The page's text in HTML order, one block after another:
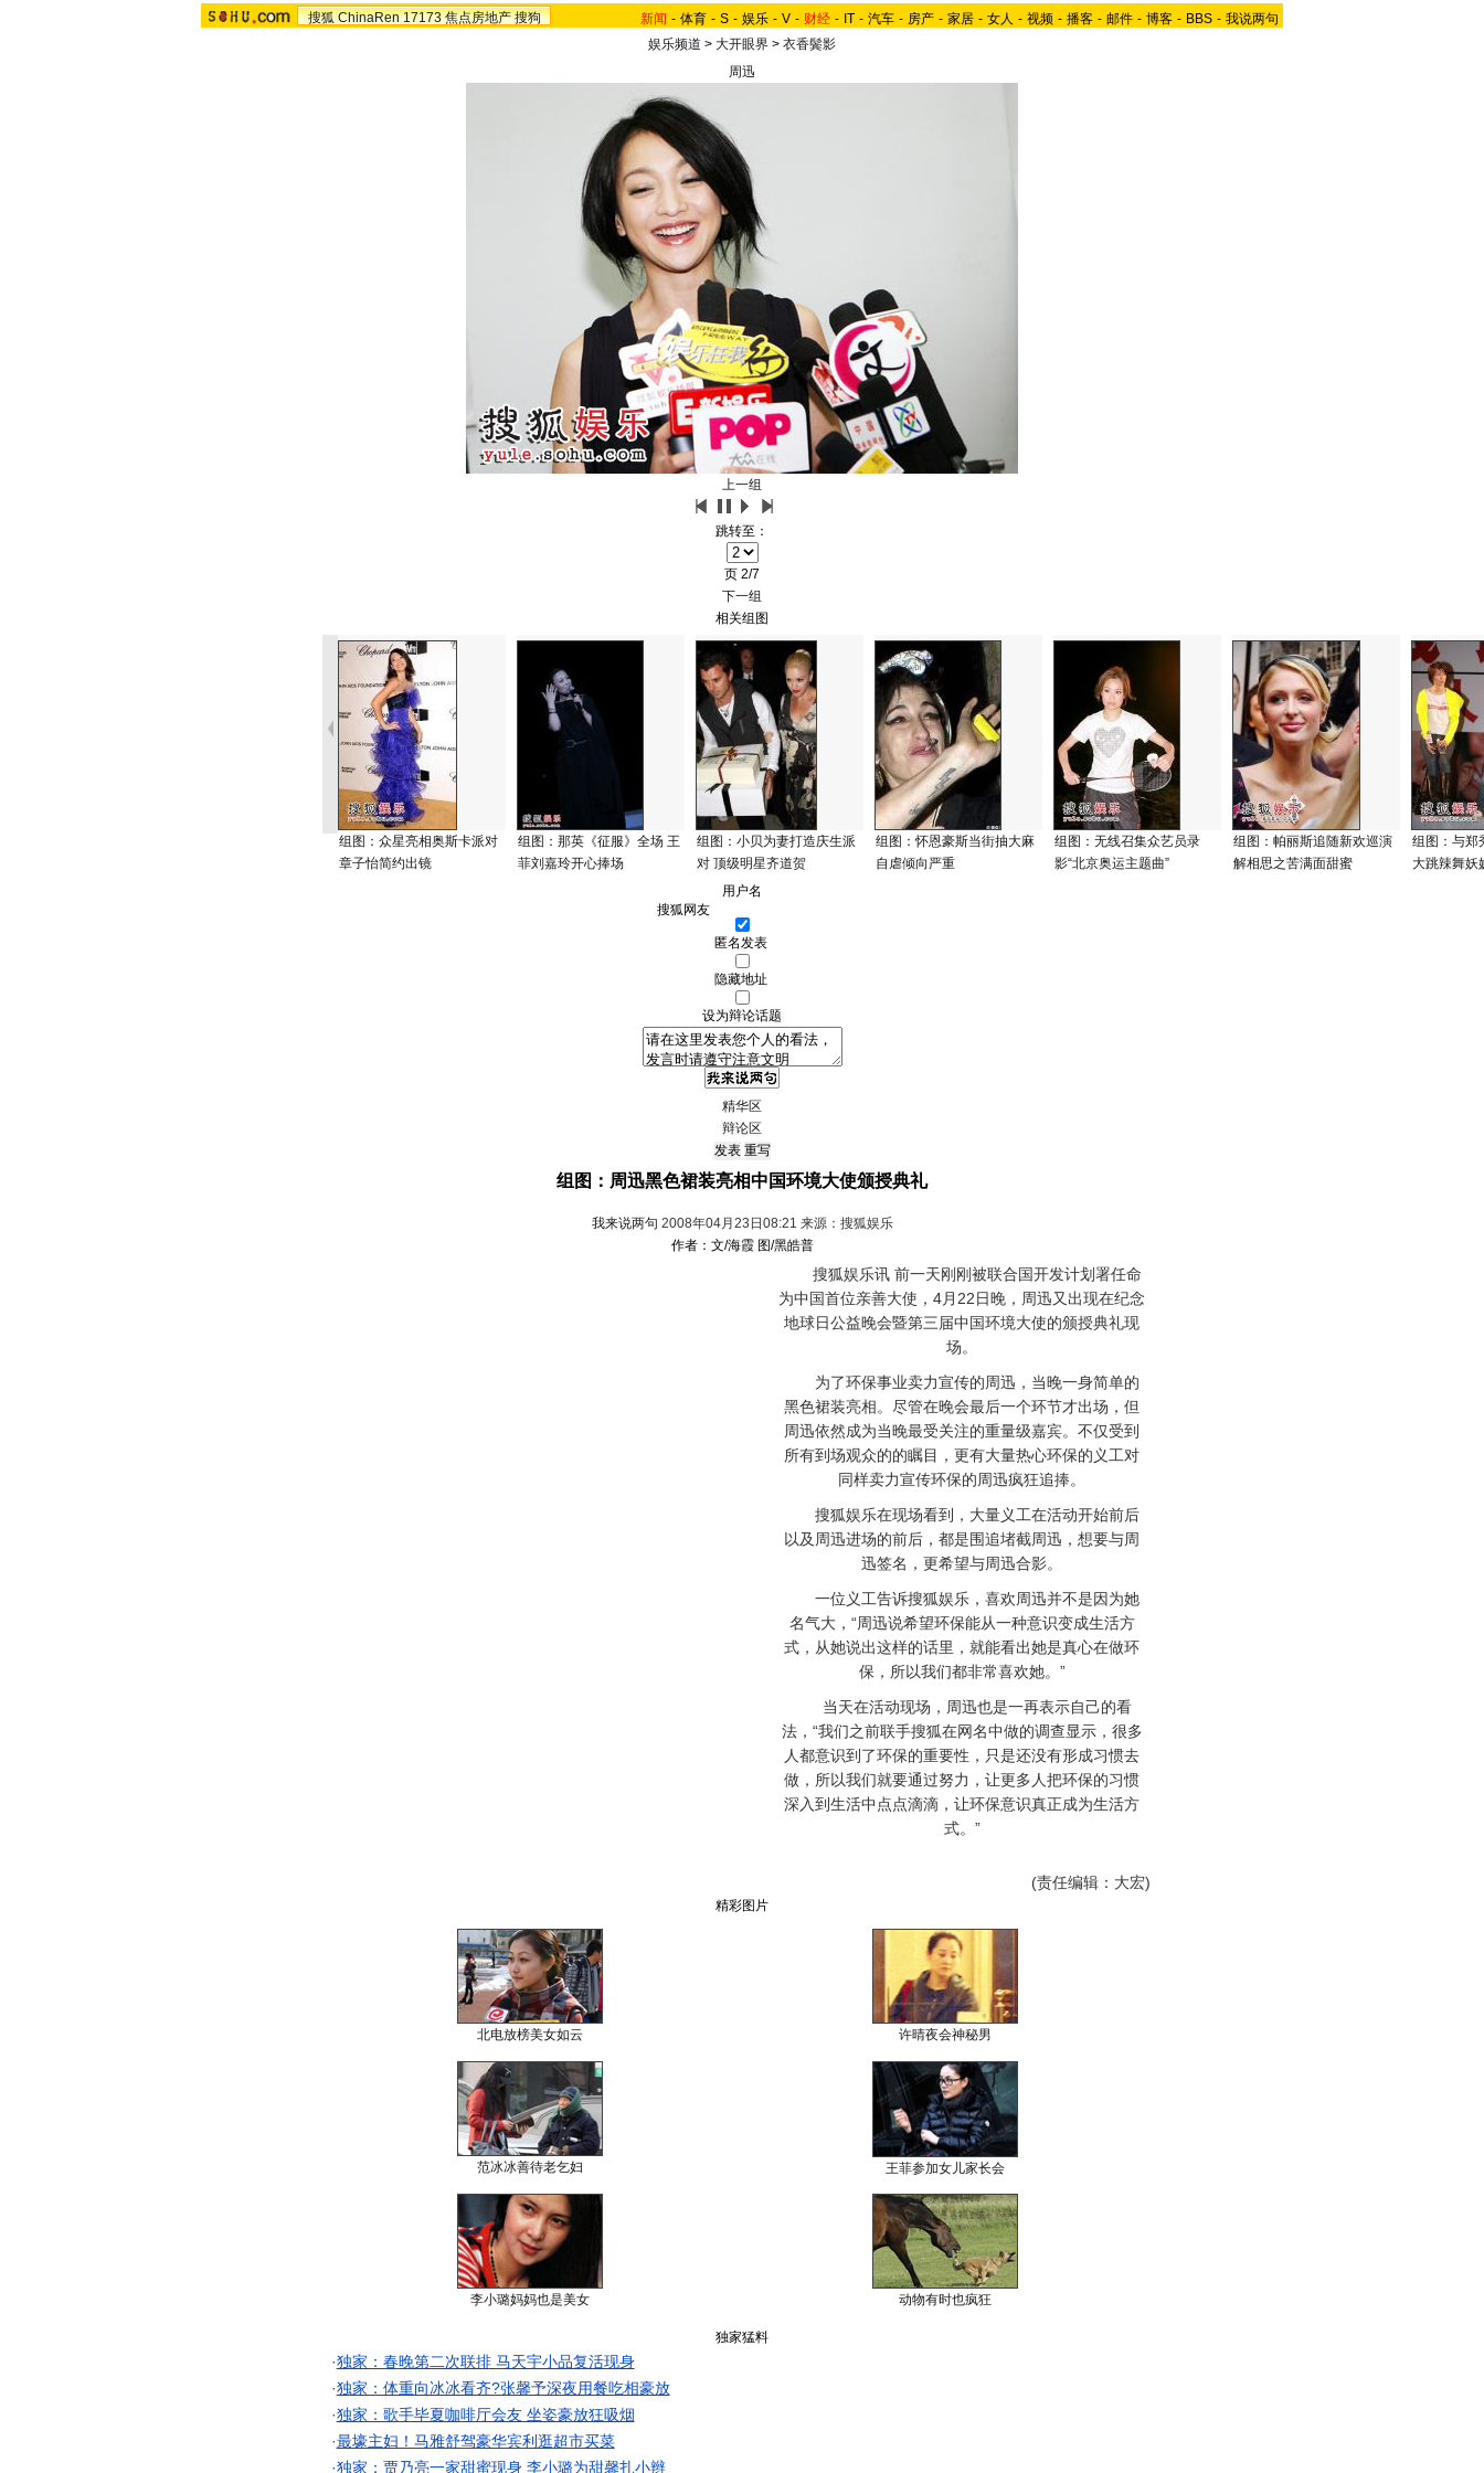
搜狐 ChinaRen 17173 焦点房地产 搜狗 新闻 - 体育 - S - 娱乐 - V - 财经 - IT - 汽车 - 房产 - 家居 - 女人 - 视频 - 播客 - 邮件 - 博客 - BBS - 我说两句
娱乐频道 > 大开眼界 > 衣香鬓影
周迅
上一组
跳转至：
页 2/7
下一组
相关组图
组图：众星亮相奥斯卡派对
章子怡简约出镜
组图：那英《征服》全场 王
菲刘嘉玲开心捧场
组图：小贝为妻打造庆生派
对 顶级明星齐道贺
组图：怀恩豪斯当街抽大麻
自虐倾向严重
组图：无线召集众艺员录
影“北京奥运主题曲”
组图：帕丽斯追随新欢巡演
解相思之苦满面甜蜜
组图：与郑
大跳辣舞妖
用户名
匿名发表
隐藏地址
设为辩论话题
精华区
辩论区
组图：周迅黑色裙装亮相中国环境大使颁授典礼
我来说两句 2008年04月23日08:21 来源：搜狐娱乐
作者：文/海霞 图/黑皓普
搜狐娱乐讯 前一天刚刚被联合国开发计划署任命
为中国首位亲善大使，4月22日晚，周迅又出现在纪念
地球日公益晚会暨第三届中国环境大使的颁授典礼现
场。
为了环保事业卖力宣传的周迅，当晚一身简单的
黑色裙装亮相。尽管在晚会最后一个环节才出场，但
周迅依然成为当晚最受关注的重量级嘉宾。不仅受到
所有到场观众的的瞩目，更有大量热心环保的义工对
同样卖力宣传环保的周迅疯狂追捧。
搜狐娱乐在现场看到，大量义工在活动开始前后
以及周迅进场的前后，都是围追堵截周迅，想要与周
迅签名，更希望与周迅合影。
一位义工告诉搜狐娱乐，喜欢周迅并不是因为她
名气大，“周迅说希望环保能从一种意识变成生活方
式，从她说出这样的话里，就能看出她是真心在做环
保，所以我们都非常喜欢她。”
当天在活动现场，周迅也是一再表示自己的看
法，“我们之前联手搜狐在网名中做的调查显示，很多
人都意识到了环保的重要性，只是还没有形成习惯去
做，所以我们就要通过努力，让更多人把环保的习惯
深入到生活中点点滴滴，让环保意识真正成为生活方
式。”
(责任编辑：大宏)
精彩图片
北电放榜美女如云 许晴夜会神秘男
范冰冰善待老乞妇 王菲参加女儿家长会
李小璐妈妈也是美女 动物有时也疯狂
独家猛料
·独家：春晚第二次联排 马天宇小品复活现身
·独家：体重向冰冰看齐?张馨予深夜用餐吃相豪放
·独家：歌手毕夏咖啡厅会友 坐姿豪放狂吸烟
·最壕主妇！马雅舒驾豪华宾利逛超市买菜
·独家：贾乃亮一家甜蜜现身 李小璐为甜馨扎小辫